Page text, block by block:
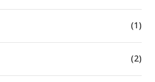
(1)
(2)